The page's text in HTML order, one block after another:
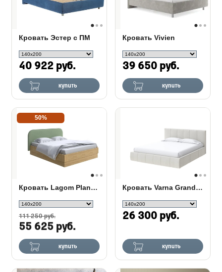
Кровать Эстер с ПМ
40 922 руб.
купить
Кровать Vivien
39 650 руб.
купить
50%
Кровать Lagom Plane Wood с подъемным механизмом
111 250 руб.
55 625 руб.
купить
Кровать Varna Grand с ПМ
26 300 руб.
купить